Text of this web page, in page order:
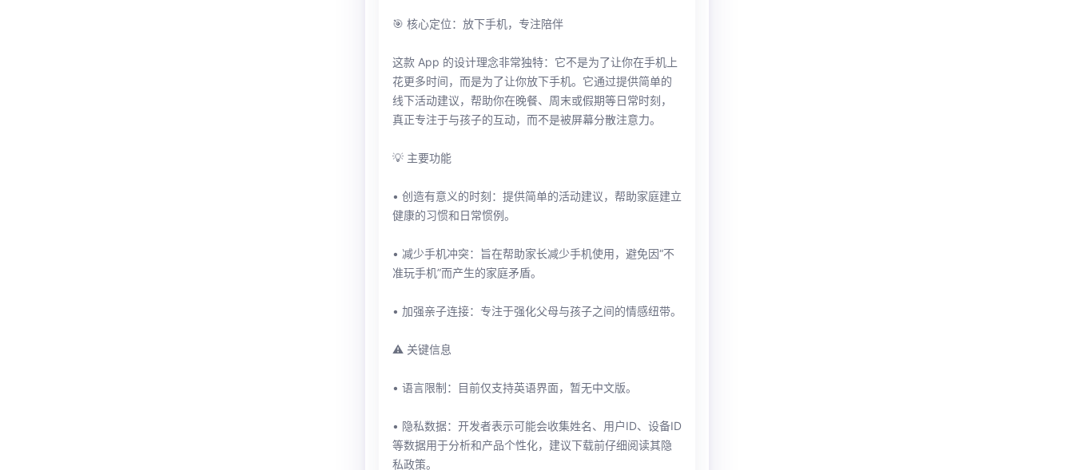
🎯 核心定位：放下手机，专注陪伴
这款 App 的设计理念非常独特：它不是为了让你在手机上
花更多时间，而是为了让你放下手机。它通过提供简单的
线下活动建议，帮助你在晚餐、周末或假期等日常时刻，
真正专注于与孩子的互动，而不是被屏幕分散注意力。
💡 主要功能
• 创造有意义的时刻：提供简单的活动建议，帮助家庭建立
健康的习惯和日常惯例。
• 减少手机冲突：旨在帮助家长减少手机使用，避免因“不
准玩手机”而产生的家庭矛盾。
• 加强亲子连接：专注于强化父母与孩子之间的情感纽带。
⚠️ 关键信息
• 语言限制：目前仅支持英语界面，暂无中文版。
• 隐私数据：开发者表示可能会收集姓名、用户ID、设备ID
等数据用于分析和产品个性化，建议下载前仔细阅读其隐
私政策。